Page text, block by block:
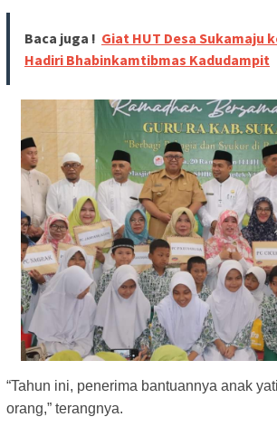
Baca juga ! Giat HUT Desa Sukamaju
Hadiri Bhabinkamtibmas Kadudampit
“Tahun ini, penerima bantuannya anak
orang,” terangnya.